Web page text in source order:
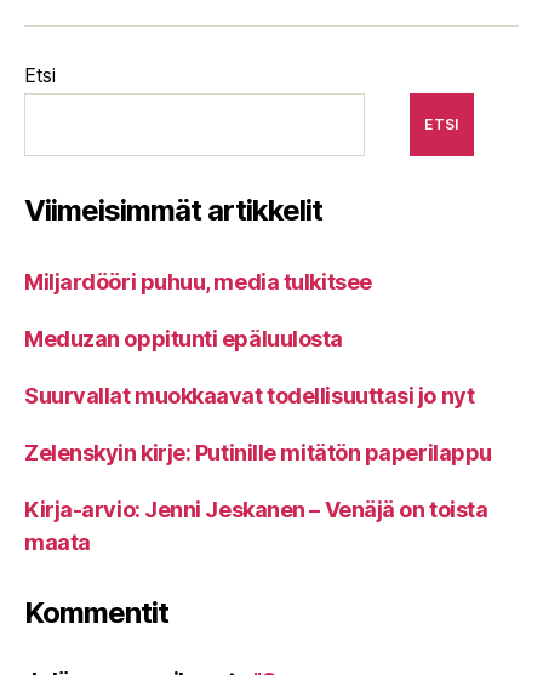
Etsi
ETSI
Viimeisimmät artikkelit
Miljardööri puhuu, media tulkitsee
Meduzan oppitunti epäluulosta
Suurvallat muokkaavat todellisuuttasi jo nyt
Zelenskyin kirje: Putinille mitätön paperilappu
Kirja-arvio: Jenni Jeskanen – Venäjä on toista
maata
Kommentit